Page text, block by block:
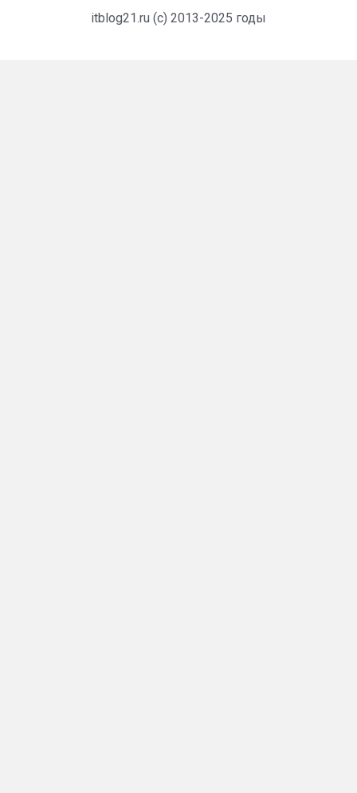
itblog21.ru (c) 2013-2025 годы